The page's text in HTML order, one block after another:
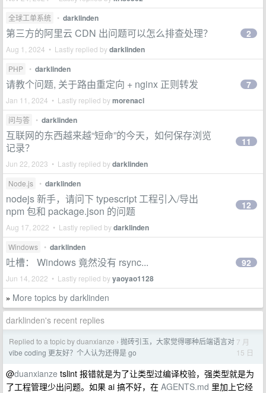
全球工单系统 • darklinden
第三方的阿里云 CDN 出问题可以怎么排查处理？
Aug 1, 2024 • Lastly replied bydarklinden
2
PHP • darklinden
请教个问题, 关于路由重定向 + nginx 正则转发
Jan 11, 2024 • Lastly replied bymorenacl
7
问与答 • darklinden
互联网的东西越来越“短命”的今天，如何保存浏览
记录？
Jun 22, 2023 • Lastly replied bydarklinden
11
Node.js • darklinden
nodejs 新手，请问下 typescript 工程引入/导出
npm 包和 package.json 的问题
Aug 17, 2022 • Lastly replied bydarklinden
12
Windows • darklinden
吐槽： Windows 竟然没有 rsync...
Jun 14, 2022 • Lastly replied byyaoyao1128
92
» More topics by darklinden
darklinden's recent replies
Replied to a topic by duanxianze › 抛砖引玉，大家觉得哪种后端语言对
vibe coding 更友好？个人认为还得是 go
7 月
15 日
@duanxianze tslint 报错就是为了让类型过编译校验，强类型就是为
了工程管理少出问题。如果 ai 搞不好，在 AGENTS.md 里加上它经